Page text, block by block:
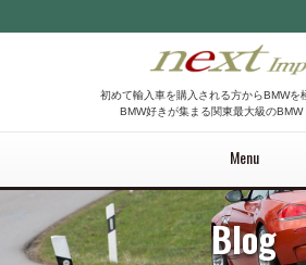
初めて輸入車を購入される方からBMWを
BMW好きが集まる関東最大級のBMW
Menu
Blog